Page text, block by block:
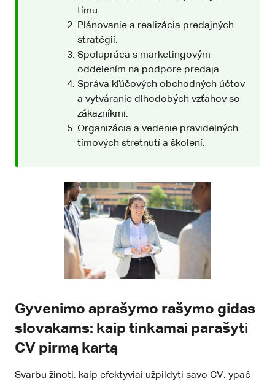
tímu.
Plánovanie a realizácia predajných
stratégií.
Spolupráca s marketingovým
oddelením na podpore predaja.
Správa kľúčových obchodných účtov
a vytváranie dlhodobých vzťahov so
zákazníkmi.
Organizácia a vedenie pravidelných
tímových stretnutí a školení.
Gyvenimo aprašymo rašymo gidas
slovakams: kaip tinkamai parašyti
CV pirmą kartą
Svarbu žinoti, kaip efektyviai užpildyti savo CV, ypač